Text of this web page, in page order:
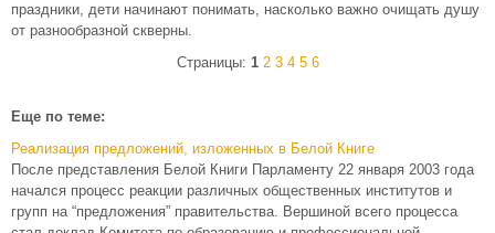
праздники, дети начинают понимать, насколько важно очищать душу
от разнообразной скверны.
Страницы: 1 2 3 4 5 6
Еще по теме:
Реализация предложений, изложенных в Белой Книге
После представления Белой Книги Парламенту 22 января 2003 года
начался процесс реакции различных общественных институтов и
групп на “предложения” правительства. Вершиной всего процесса